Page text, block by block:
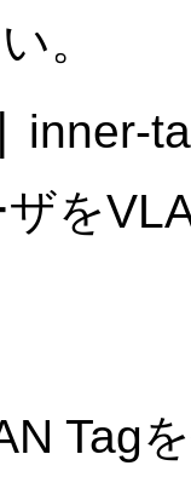
。
inner-
を
Tag